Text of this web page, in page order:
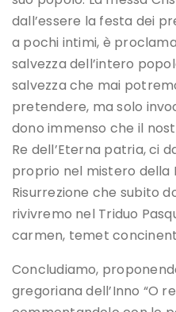
dall’essere la festa dei
a pochi intimi, è
salvezza dell’intero
salvezza che mai
pretendere, ma solo
dono immenso che il
Re dell’Eterna patria, ci
proprio nel mistero della
Risurrezione che subito
rivivremo nel Triduo
carmen, temet
Concludiamo,
gregoriana dell’Inno “O